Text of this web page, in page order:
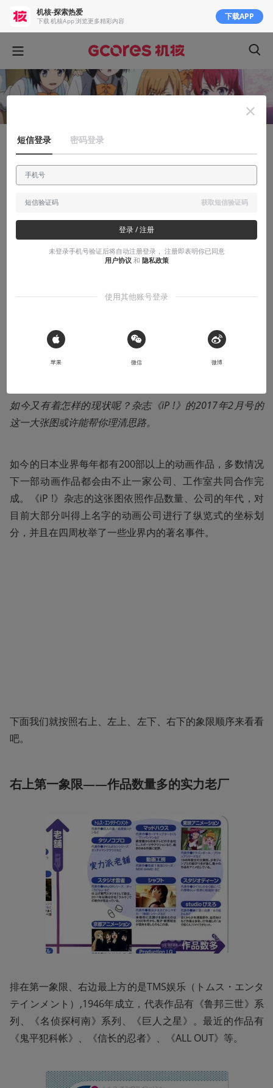
一张图让你明白目前日本动画制作公司的现
如今又有着怎样的现状呢？杂志《iP !》的2017年2月号的
这一大张图或许能帮你理清思路。
如今的日本业界每年都有200部以上的动画作品，多数情况
下一部动画作品都会由不止一家公司、工作室共同合作完
成。《iP !》杂志的这张图依照作品数量、公司的年代，对
目前大部分叫得上名字的动画公司进行了纵览式的坐标划
分，并且在四周枚举了一些业界内的著名事件。
下面我们就按照右上、左上、左下、右下的象限顺序来看看
吧。
右上第一象限——作品数量多的实力老厂
排在第一象限、右边最上方的是TMS娱乐（トムス・エンタ
テインメント）,1946年成立，代表作品有《鲁邦三世》系
列、《名侦探柯南》系列、《巨人之星》。最近的作品有
《鬼平犯科帐》、《信长的忍者》、《ALL OUT》等。
机核-探索热爱
下载 机核App 浏览更多精彩内容 下载APP
短信登录 密码登录
获取短信验证码
登录 / 注册
未登录手机号验证后将自动注册登录， 注册即表明你已同意
用户协议 和 隐私政策
使用其他账号登录
 Sign in with Apple
苹果 微信 微博